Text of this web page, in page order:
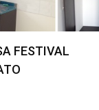
FESTIVAL